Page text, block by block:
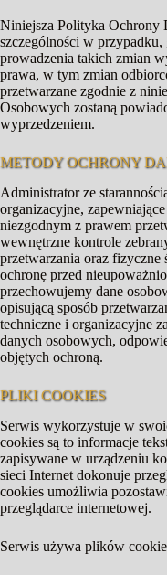
Niniejsza Polityka Ochrony
szczególności w
prowadzenia takich zmian
prawa, w tym zmian
przetwarzane zgodnie z
Osobowych zostaną
wyprzedzeniem.
METODY OCHRONY
Administrator ze
organizacyjne,
niezgodnym z prawem
wewnętrzne kontrole
przetwarzania oraz fizyczne
ochronę przed
przechowujemy dane
opisującą sposób
techniczne i organizacyjne
danych osobowych,
objętych ochroną.
PLIKI COOKIES
Serwis wykorzystuje w
cookies są to informacje
zapisywane w urządzeniu
sieci Internet dokonuje
cookies umożliwia
przeglądarce internetowej.
Serwis używa plików